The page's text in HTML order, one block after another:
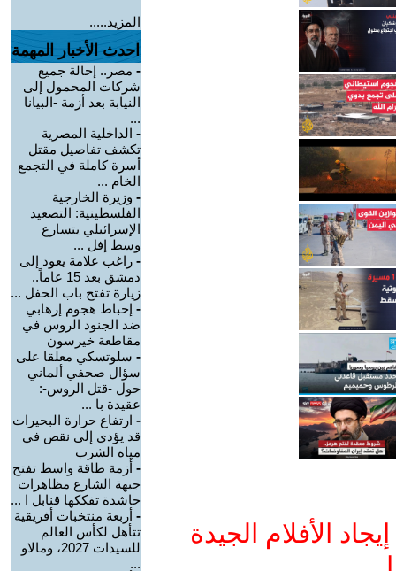
الأفلام الجيدة
المزيد.....
احدث الأخبار المهمة
- مصر.. إحالة جميع
شركات المحمول إلى
النيابة بعد أزمة -البيانا
...
- الداخلية المصرية
تكشف تفاصيل مقتل
أسرة كاملة في التجمع
الخام ...
- وزيرة الخارجية
الفلسطينية: التصعيد
الإسرائيلي يتسارع
وسط إفل ...
- راغب علامة يعود إلى
دمشق بعد 15 عاماً..
زيارة تفتح باب الحفل ...
- إحباط هجوم إرهابي
ضد الجنود الروس في
مقاطعة خيرسون
- سلوتسكي معلقا على
سؤال صحفي ألماني
حول -قتل الروس-:
عقيدة با ...
- ارتفاع حرارة البحيرات
قد يؤدي إلى نقص في
مياه الشرب
- أزمة طاقة واسط تفتح
جبهة الشارع مظاهرات
حاشدة تفككها قنابل ا ...
- أربعة منتخبات أفريقية
تتأهل لكأس العالم
للسيدات 2027، ومالاو
...